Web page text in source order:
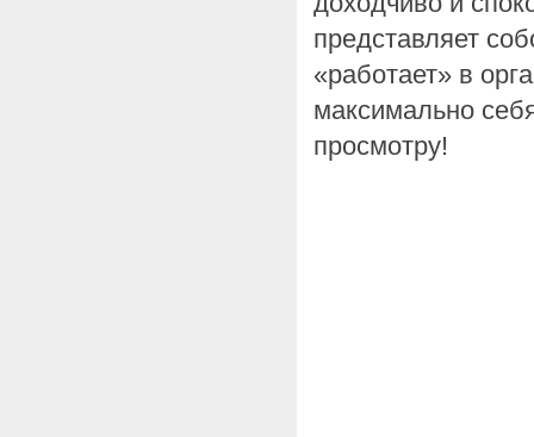
представляет
«работает» в
максимально
просмотру!